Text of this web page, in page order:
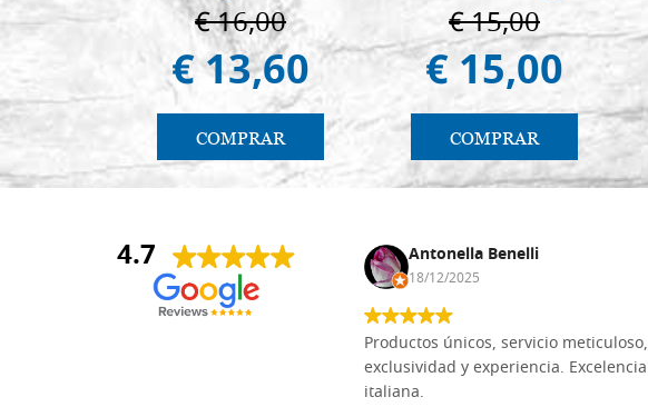
€ 16,00
€ 13,60
COMPRAR
€ 15,00
€ 15,00
COMPRAR
4.7
Anna Maria Negri Antonella Benelli
18/12/2025
Productos únicos, servicio meticuloso,
exclusividad y experiencia. Excelencia
italiana.